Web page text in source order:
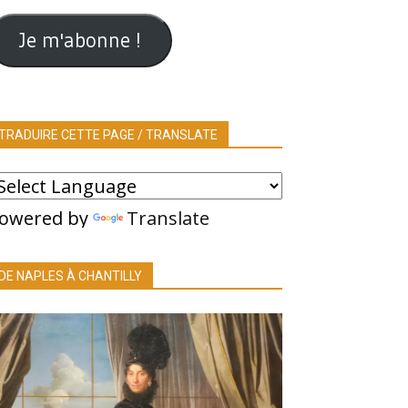
Je m'abonne !
CETTE PAGE / TRANSLATE
by Translate
NAPLES À CHANTILLY